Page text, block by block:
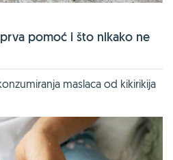
pomoć i što nikako ne
maslaca od kikirikija